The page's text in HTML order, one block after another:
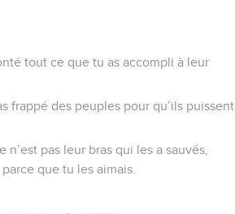
tout ce que tu as accompli à leur
frappé des peuples pour qu’ils puissent
pas leur bras qui les a sauvés,
que tu les aimais.